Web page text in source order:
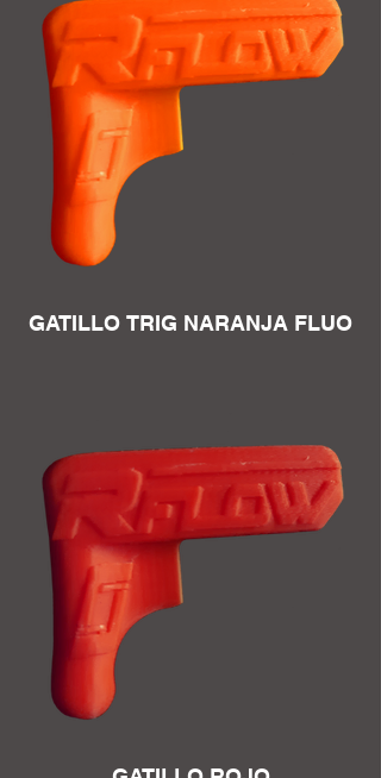
GATILLO TRIG NARANJA FLUO